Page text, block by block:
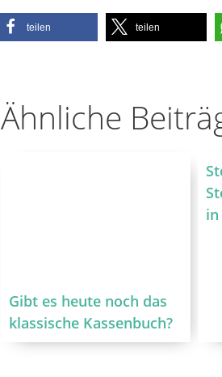
teilen teilen
Ähnliche
Gibt es heute noch das
klassische Kassenbuch?